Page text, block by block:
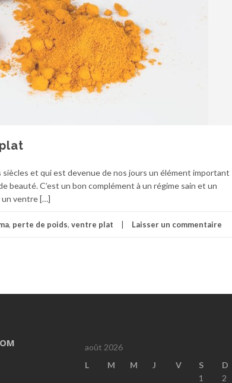
siècles et qui est devenue de nos jours un élément important
beauté. C’est un bon complément à un régime sain et un
un ventre […]
, perte de poids, ventre plat Laisser un commentaire
août 2026
L
M M J V S
D
1
2